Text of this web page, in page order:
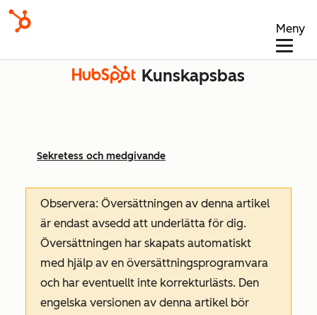
Meny
Kunskapsbas
Sekretess och medgivande
Observera: Översättningen av denna artikel
är endast avsedd att underlätta för dig.
Översättningen har skapats automatiskt
med hjälp av en översättningsprogramvara
och har eventuellt inte korrekturlästs. Den
engelska versionen av denna artikel bör